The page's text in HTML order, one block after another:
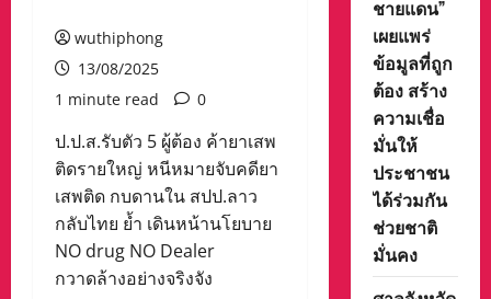
wuthiphong
13/08/2025
1 minute read
0
ป.ป.ส.รับตัว 5 ผู้ต้อง ค้ายาเสพ
ติดรายใหญ่ หนีหมายจับคดียา
เสพติด กบดานใน สปป.ลาว
กลับไทย ย้ำ เดินหน้านโยบาย
NO drug NO Dealer
กวาดล้างอย่างจริงจัง
ชายแดน”
เผยแพร่
ข้อมูลที่ถูก
ต้อง สร้าง
ความเชื่อ
มั่นให้
ประชาชน
ได้ร่วมกัน
ช่วยชาติ
มั่นคง